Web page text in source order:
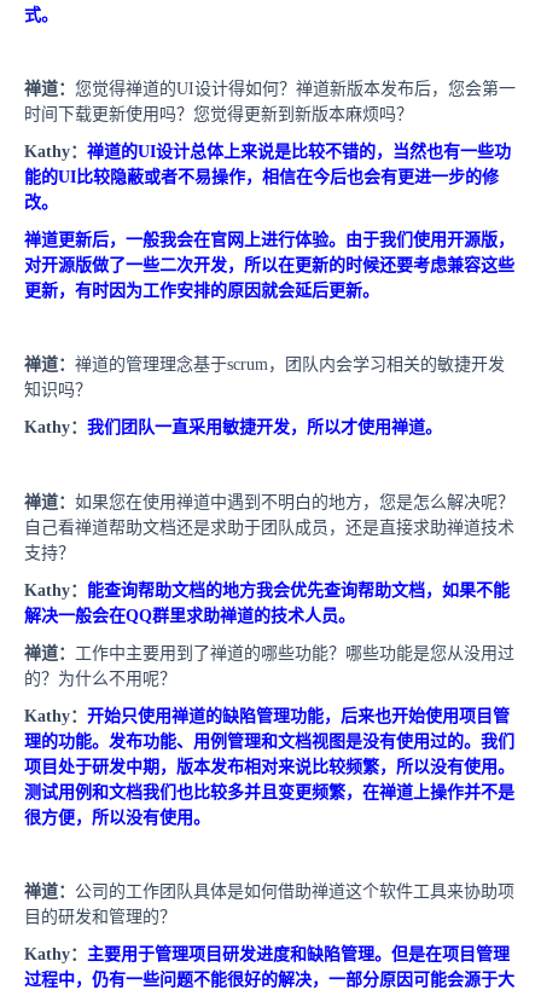
式。
禅道： 您觉得禅道的UI设计得如何？禅道新版本发布后，您会第一
时间下载更新使用吗？您觉得更新到新版本麻烦吗？
Kathy： 禅道的UI设计总体上来说是比较不错的，当然也有一些功
能的UI比较隐蔽或者不易操作，相信在今后也会有更进一步的修
改。
禅道更新后，一般我会在官网上进行体验。由于我们使用开源版，
对开源版做了一些二次开发，所以在更新的时候还要考虑兼容这些
更新，有时因为工作安排的原因就会延后更新。
禅道： 禅道的管理理念基于scrum，团队内会学习相关的敏捷开发
知识吗？
Kathy： 我们团队一直采用敏捷开发，所以才使用禅道。
禅道： 如果您在使用禅道中遇到不明白的地方，您是怎么解决呢？
自己看禅道帮助文档还是求助于团队成员，还是直接求助禅道技术
支持？
Kathy： 能查询帮助文档的地方我会优先查询帮助文档，如果不能
解决一般会在QQ群里求助禅道的技术人员。
禅道： 工作中主要用到了禅道的哪些功能？哪些功能是您从没用过
的？为什么不用呢？
Kathy： 开始只使用禅道的缺陷管理功能，后来也开始使用项目管
理的功能。发布功能、用例管理和文档视图是没有使用过的。我们
项目处于研发中期，版本发布相对来说比较频繁，所以没有使用。
测试用例和文档我们也比较多并且变更频繁，在禅道上操作并不是
很方便，所以没有使用。
禅道： 公司的工作团队具体是如何借助禅道这个软件工具来协助项
目的研发和管理的？
Kathy： 主要用于管理项目研发进度和缺陷管理。但是在项目管理
过程中，仍有一些问题不能很好的解决，一部分原因可能会源于大